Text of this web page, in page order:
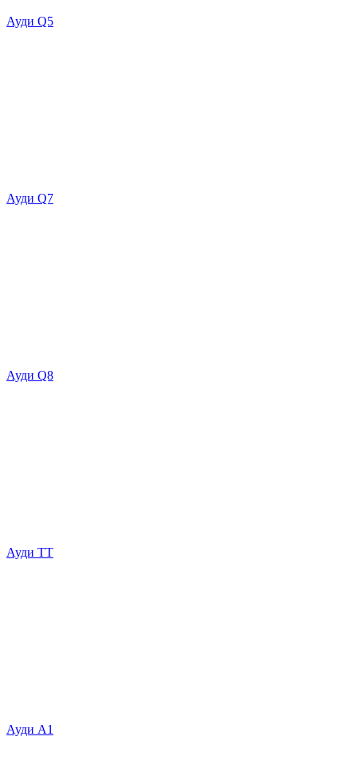
Ауди Q5
Ауди Q7
Ауди Q8
Ауди ТТ
Ауди А1